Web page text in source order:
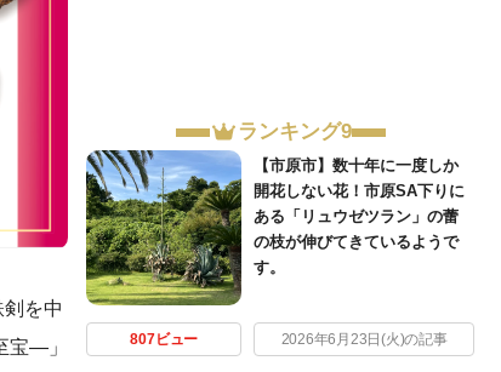
を中
宝―」
ランキング9
【市原市】数十年に一度しか
開花しない花！市原SA下りに
ある「リュウゼツラン」の蕾
の枝が伸びてきているようで
す。
807ビュー 2026年6月23日(火)の記事